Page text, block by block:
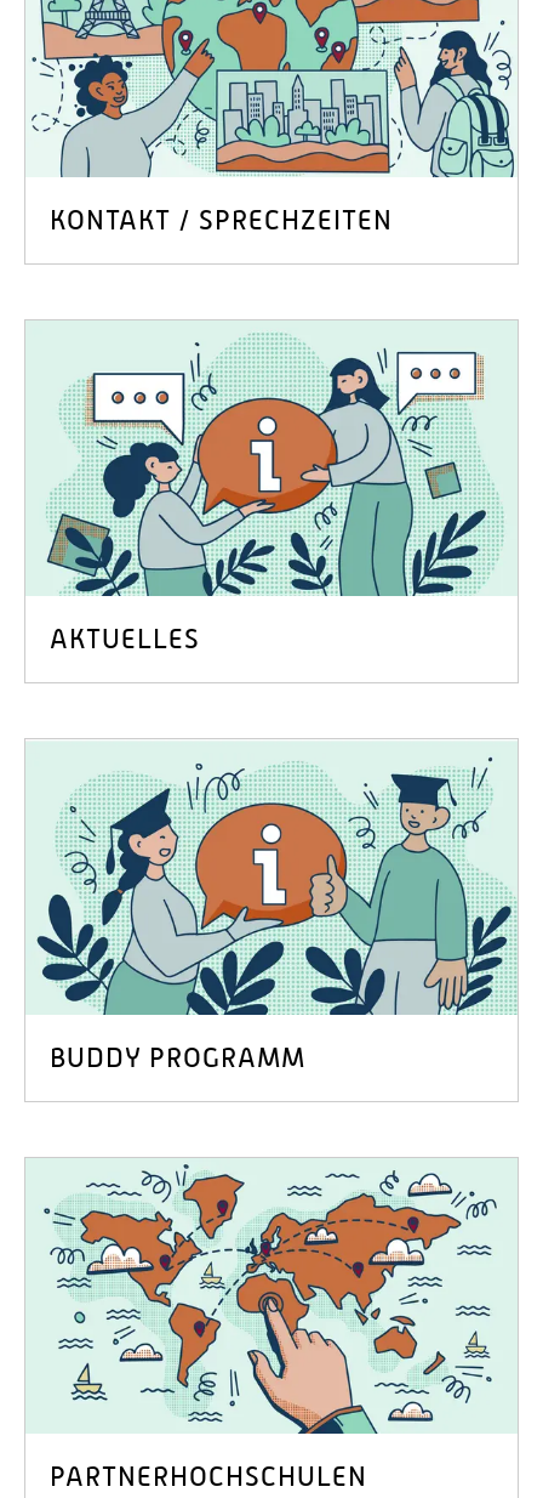
KONTAKT / SPRECHZEITEN
AKTUELLES
BUDDY PROGRAMM
PARTNERHOCHSCHULEN